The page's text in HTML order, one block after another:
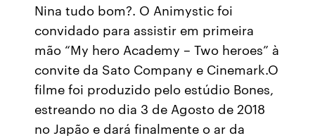
Nina tudo bom?. O Animystic foi
convidado para assistir em primeira
mão “My hero Academy – Two heroes” à
convite da Sato Company e Cinemark.O
filme foi produzido pelo estúdio Bones,
estreando no dia 3 de Agosto de 2018
no Japão e dará finalmente o ar da